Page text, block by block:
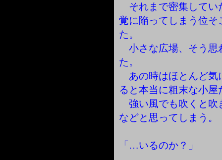
それまで密集してい
覚に陥ってしまう位
た。
小さな広場、そう思
た。
あの時はほとんど気
ると本当に粗末な小屋
強い風でも吹くと
などと思ってしまう。
「…いるのか？」